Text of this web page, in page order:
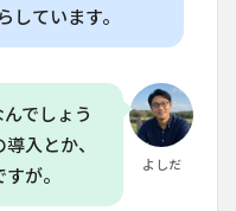
しています。
よしだ
でしょう
入とか、
が。